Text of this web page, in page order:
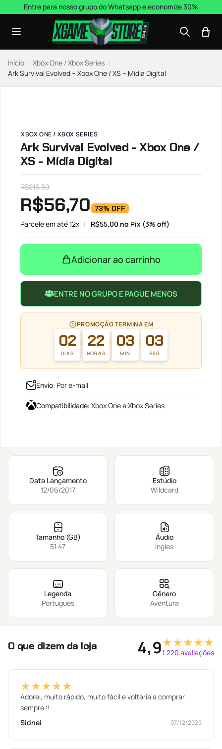
Pular para o conteúdo
Entre para nosso grupo do Whatsapp e economize 30%
Início › Xbox One / Xbox Series ›
Ark Survival Evolved – Xbox One / XS – Mídia Digital
XBOX ONE / XBOX SERIES
Ark Survival Evolved - Xbox One /
XS - Mídia Digital
R$213,30
R$56,70 73% OFF
Parcele em até 12x R$55,00 no Pix (3% off)
Adicionar ao carrinho
ENTRE NO GRUPO E PAGUE MENOS
PROMOÇÃO TERMINA EM
02
DIAS
: 22
HORAS
: 03
MIN
: 03
SEG
Envío: Por e-mail
Compatibilidade: Xbox One e Xbox Series
Data Lançamento
12/06/2017
Estúdio
Wildcard
Tamanho (GB)
51.47
Áudio
Ingles
Legenda
Portugues
Gênero
Aventura
O que dizem da loja 4,9★★★★★
1.220 avaliações
★★★★★
Adorei, muito rápido, muito fácil e voltaria a comprar
sempre !!
Sidnei
07/12/2025